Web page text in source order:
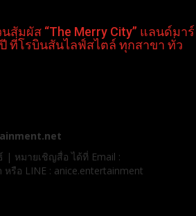
สัมผัส “The Merry City” แลนด์มาร์
ที่โรบินสันไลฟ์สไตล์ ทุกสาขา ทั่ว
| หมายเชิญสื่อ ได้ที่ Email :
หรือ LINE : anice.entertainment